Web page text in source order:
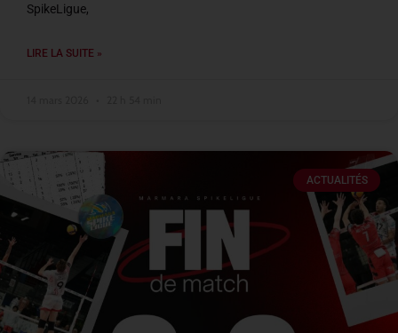
SpikeLigue,
LIRE LA SUITE »
ACTUALITÉS